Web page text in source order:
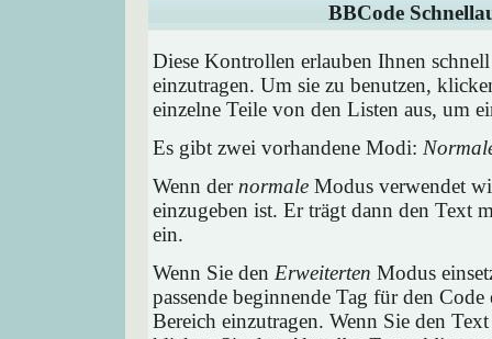
BBCode
Diese Kontrollen erlauben Ihnen
einzutragen. Um sie zu benutzen,
einzelne Teile von den Listen aus, um
Es gibt zwei vorhandene Modi:
Wenn der normale Modus verwendet
einzugeben ist. Er trägt dann den Text
ein.
Wenn Sie den Erweiterten Modus
passende beginnende Tag für den
Bereich einzutragen. Wenn Sie den